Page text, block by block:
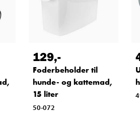
129,-
Foderbeholder til
hunde- og kattemad,
15 liter
50-072